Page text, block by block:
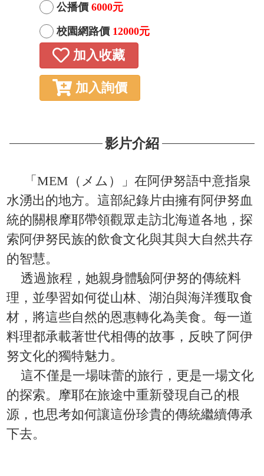
公播價 6000元
校園網路價 12000元
加入收藏
加入詢價
影片介紹
「MEM（メム）」在阿伊努語中意指泉
水湧出的地方。這部紀錄片由擁有阿伊努血
統的關根摩耶帶領觀眾走訪北海道各地，探
索阿伊努民族的飲食文化與其與大自然共存
的智慧。
透過旅程，她親身體驗阿伊努的傳統料
理，並學習如何從山林、湖泊與海洋獲取食
材，將這些自然的恩惠轉化為美食。每一道
料理都承載著世代相傳的故事，反映了阿伊
努文化的獨特魅力。
這不僅是一場味蕾的旅行，更是一場文化
的探索。摩耶在旅途中重新發現自己的根
源，也思考如何讓這份珍貴的傳統繼續傳承
下去。